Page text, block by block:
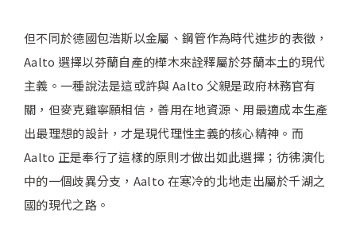
但不同於德國包浩斯以金屬、鋼管作為時代進步的表徵，
Aalto 選擇以芬蘭自產的樺木來詮釋屬於芬蘭本土的現代
主義。一種說法是這或許與 Aalto 父親是政府林務官有
關，但麥克雞寧願相信，善用在地資源、用最適成本生產
出最理想的設計，才是現代理性主義的核心精神。而
Aalto 正是奉行了這樣的原則才做出如此選擇；彷彿演化
中的一個歧異分支，Aalto 在寒冷的北地走出屬於千湖之
國的現代之路。